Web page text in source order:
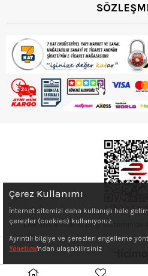
Elektronik Ticaret Bilgi Sistemin'de
Çerez Kullanımı
İnternet sitemizi daha kullanışlı hale
çerezler (cookies) kullanıyoruz.
Ayrıntılı bilgiye ve çerezleri engelleme
Yönetimi'ndan ulaşabilirsiniz